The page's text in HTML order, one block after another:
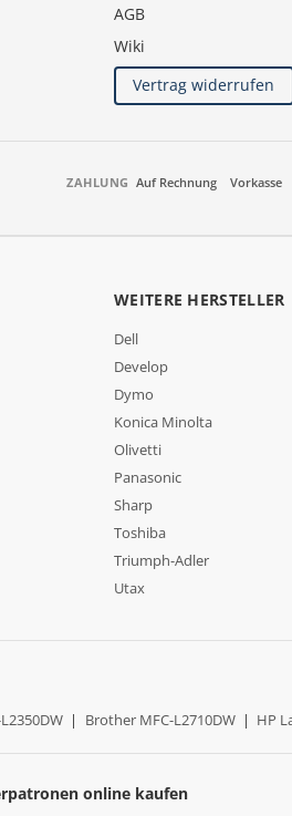
AGB
Wiki
Vertrag widerrufen
ZAHLUNG Auf Rechnung Vorkasse
WEITERE HERSTELLER
Dell
Develop
Dymo
Konica Minolta
Olivetti
Panasonic
Sharp
Toshiba
Triumph-Adler
Utax
| Brother MFC-L2710DW | HP
online kaufen